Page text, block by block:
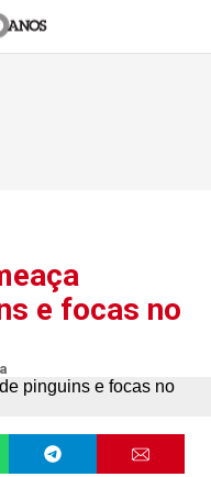
e focas no